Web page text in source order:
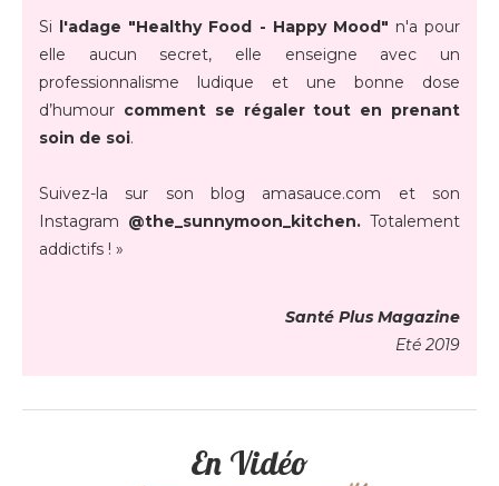
Si l'adage "Healthy Food - Happy Mood" n'a pour
elle aucun secret, elle enseigne avec un
professionnalisme ludique et une bonne dose
d’humour comment se régaler tout en prenant
soin de soi.
Suivez-la sur son blog amasauce.com et son
Instagram @the_sunnymoon_kitchen. Totalement
addictifs ! »
Santé Plus Magazine
Eté 2019
En Vidéo